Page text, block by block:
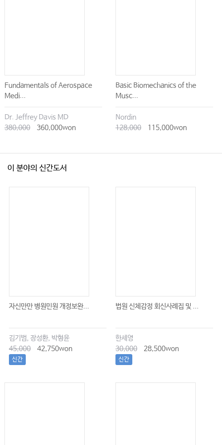
Fundamentals of Aerospace
Medi...
Dr. Jeffrey Davis MD
380,000
360,000won
Basic Biomechanics of the
Musc...
Nordin
128,000
115,000won
이 분야의 신간도서
자신만만 병원민원 개정보완...
김기범, 장성환, 박형윤
45,000
42,750won
신간
법원 신체감정 회신사례집 및 ...
한세영
30,000
28,500won
신간